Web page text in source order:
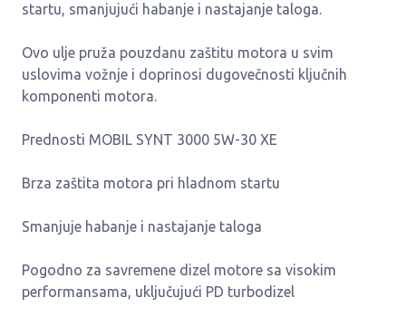
startu, smanjujući habanje i nastajanje taloga.
Ovo ulje pruža pouzdanu zaštitu motora u svim
uslovima vožnje i doprinosi dugovečnosti ključnih
komponenti motora.
Prednosti MOBIL SYNT 3000 5W-30 XE
Brza zaštita motora pri hladnom startu
Smanjuje habanje i nastajanje taloga
Pogodno za savremene dizel motore sa visokim
performansama, uključujući PD turbodizel